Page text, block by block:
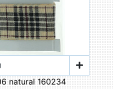
natural 160234